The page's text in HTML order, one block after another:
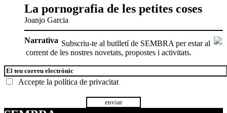
La pornografia de les petites coses
Joanjo Garcia
Narrativa Subscriu-te al butlletí de SEMBRA per estar al
corrent de les nostres novetats, propostes i activitats.
Accepte la política de privacitat